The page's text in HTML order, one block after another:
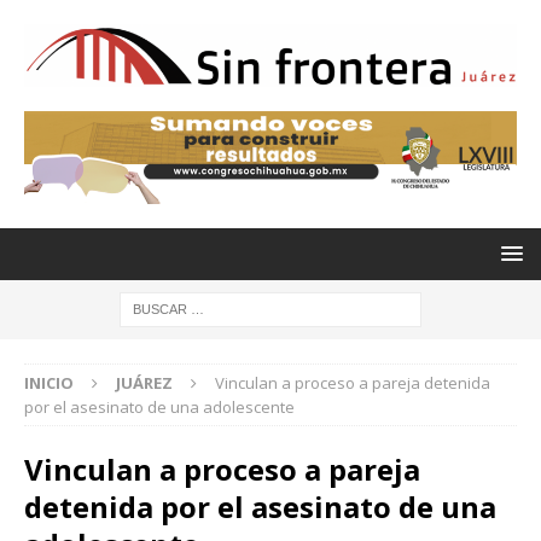
INICIO JUÁREZ
Vinculan a proceso a pareja detenida
por el asesinato de una adolescente
Vinculan a proceso a pareja
detenida por el asesinato de una